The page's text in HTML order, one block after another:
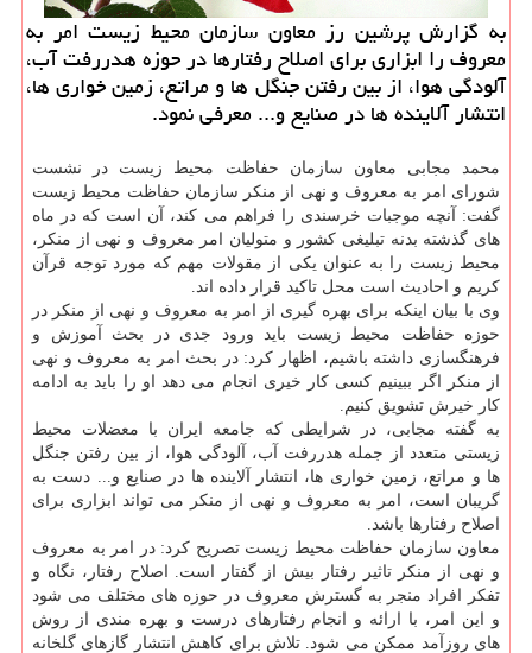
به گزارش پرشین رز معاون سازمان محیط زیست امر به
معروف را ابزاری برای اصلاح رفتارها در حوزه هدررفت آب،
آلودگی هوا، از بین رفتن جنگل ها و مراتع، زمین خواری ها،
انتشار آلاینده ها در صنایع و... معرفی نمود.
محمد مجابی معاون سازمان حفاظت محیط زیست در نشست
شورای امر به معروف و نهی از منكر سازمان حفاظت محیط زیست
گفت: آنچه موجبات خرسندی را فراهم می كند، آن است كه در ماه
های گذشته بدنه تبلیغی كشور و متولیان امر معروف و نهی از منكر،
محیط زیست را به عنوان یكی از مقولات مهم كه مورد توجه قرآن
كریم و احادیث است محل تاكید قرار داده اند.
وی با بیان اینكه برای بهره گیری از امر به معروف و نهی از منكر در
حوزه حفاظت محیط زیست باید ورود جدی در بحث آموزش و
فرهنگسازی داشته باشیم، اظهار كرد: در بحث امر به معروف و نهی
از منكر اگر ببینیم كسی كار خیری انجام می دهد او را باید به ادامه
كار خیرش تشویق كنیم.
به گفته مجابی، در شرایطی كه جامعه ایران با معضلات محیط
زیستی متعدد از جمله هدررفت آب، آلودگی هوا، از بین رفتن جنگل
ها و مراتع، زمین خواری ها، انتشار آلاینده ها در صنایع و... دست به
گریبان است، امر به معروف و نهی از منكر می تواند ابزاری برای
اصلاح رفتارها باشد.
معاون سازمان حفاظت محیط زیست تصریح كرد: در امر به معروف
و نهی از منكر تاثیر رفتار بیش از گفتار است. اصلاح رفتار، نگاه و
تفكر افراد منجر به گسترش معروف در حوزه های مختلف می شود
و این امر، با ارائه و انجام رفتارهای درست و بهره مندی از روش
های روزآمد ممكن می شود. تلاش برای كاهش انتشار گازهای گلخانه